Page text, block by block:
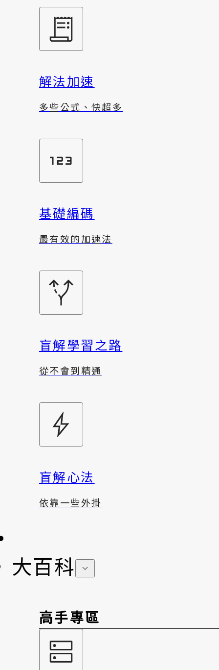
解法加速
多些公式、快超多
基礎編碼
最有效的加速法
盲解學習之路
從不會到精通
盲解心法
依靠一些外掛
大百科
高手專區